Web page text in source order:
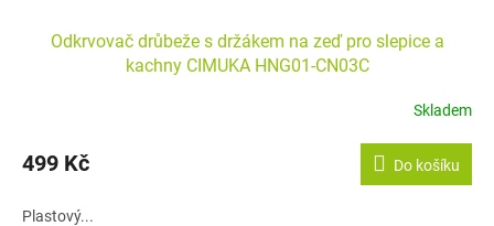
Odkrvovač drůbeže s držákem na zeď pro slepice a
kachny CIMUKA HNG01-CN03C
Skladem
499 Kč Do košíku
Plastový...